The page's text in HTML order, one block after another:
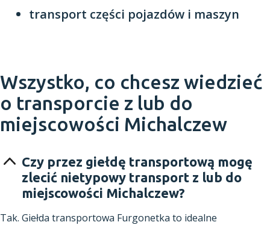
transport części pojazdów i maszyn
Wszystko, co chcesz wiedzieć
o transporcie z lub do
miejscowości Michalczew
Czy przez giełdę transportową mogę
zlecić nietypowy transport z lub do
miejscowości Michalczew?
Tak. Giełda transportowa Furgonetka to idealne